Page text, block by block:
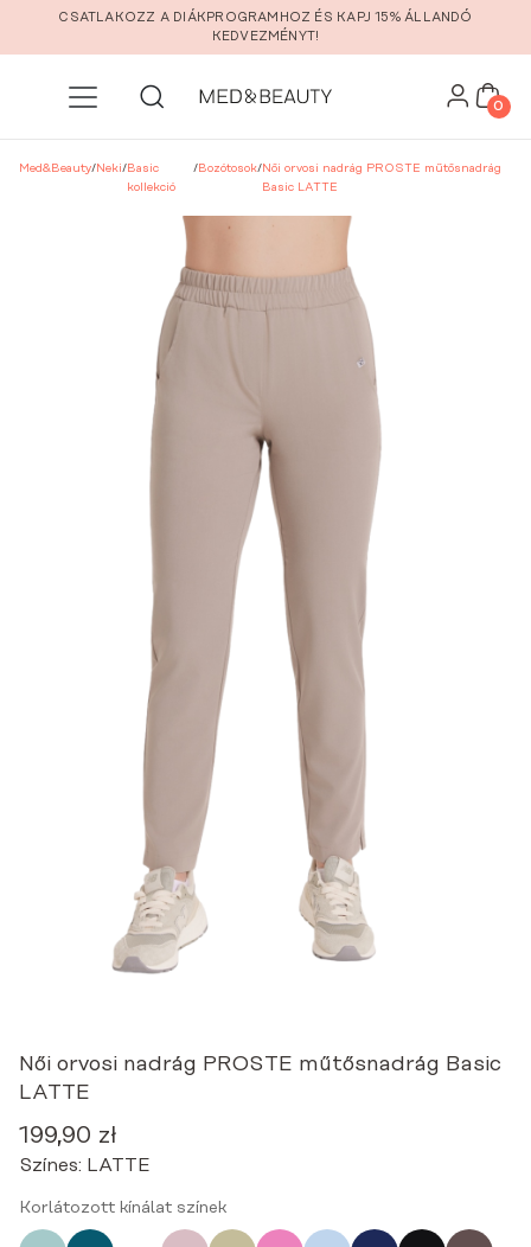
Ugrás a fő tartalomra
CSATLAKOZZ A DIÁKPROGRAMHOZ ÉS KAPJ 15% ÁLLANDÓ
KEDVEZMÉNYT!
0
Med&Beauty/Neki/Basic
kollekció
/Bozótosok/Női orvosi nadrág PROSTE műtősnadrág
Basic LATTE
Női orvosi nadrág PROSTE műtősnadrág Basic
LATTE
199,90 zł
Színes: LATTE
Korlátozott kínálat színek